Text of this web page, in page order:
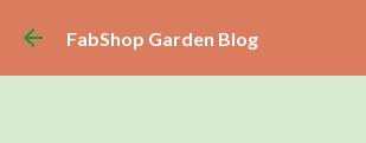
スキップしてメイン コンテン
FabShop Garden Blog